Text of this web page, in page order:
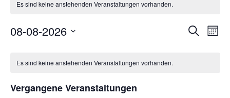
Es sind keine anstehenden Veranstaltungen vorhanden.
Suche
08-08-2026
von
Veranstaltungen
Es sind keine anstehenden Veranstaltungen vorhanden.
Vergangene Veranstaltungen